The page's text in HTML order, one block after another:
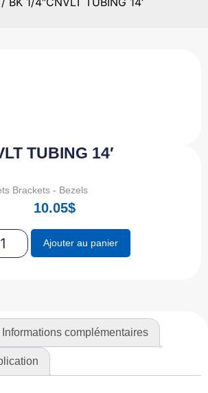
TUBING 14′
Brackets - Bezels
10.05$
Ajouter au panier
Informations complémentaires